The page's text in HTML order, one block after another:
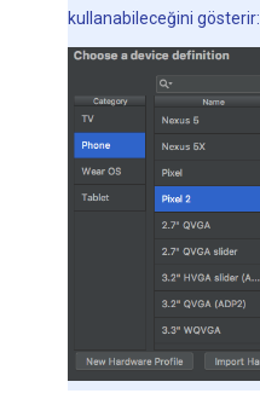
kullanabileceğini gösterir: